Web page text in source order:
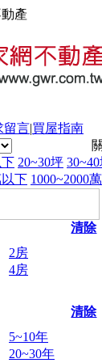
動產
留言|買屋指南
20~30坪
以下 1000~2000萬
清除
2房
4房
清除
5~10年
20~30年